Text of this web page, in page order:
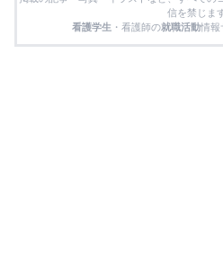
信を禁じます
看護学生 ・看護師の就職活動情報